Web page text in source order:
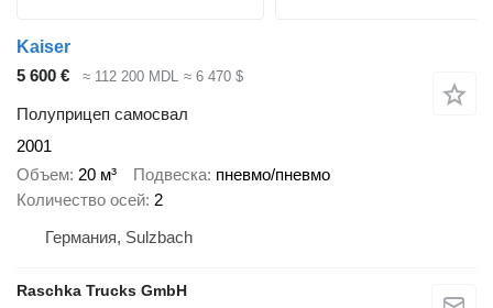
Kaiser
5 600 €
≈ 112 200 MDL ≈ 6 470 $
Полуприцеп самосвал
2001
Объем 20 м³ Подвеска пневмо/пневмо
Количество осей 2
Германия, Sulzbach
Raschka Trucks GmbH